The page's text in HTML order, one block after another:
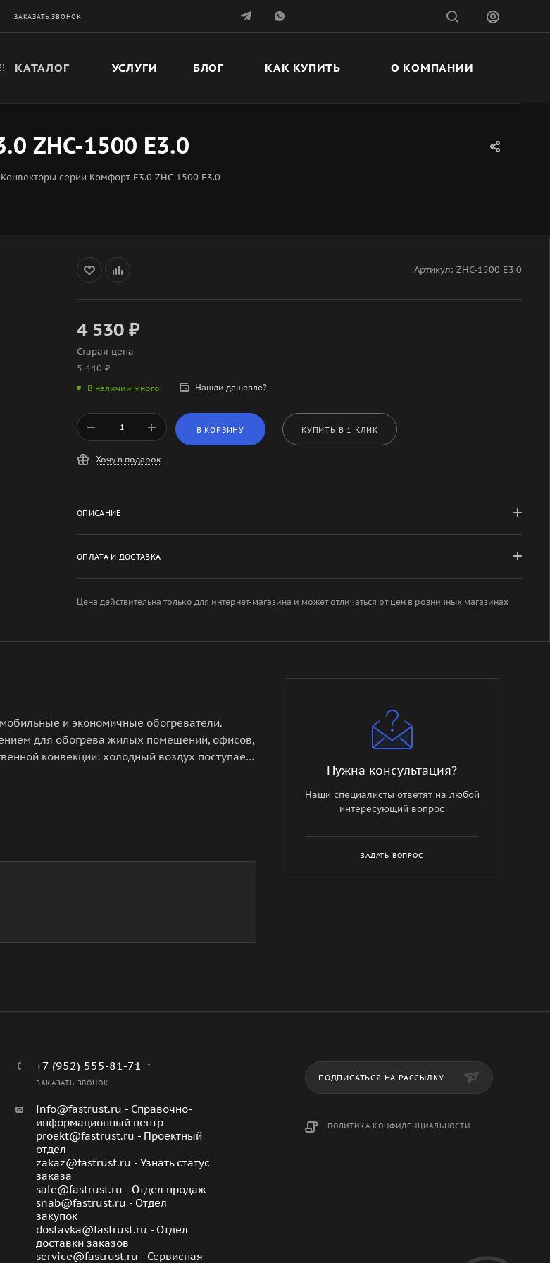
ЗАКАЗАТЬ ЗВОНОК
КАТАЛОГ УСЛУГИ БЛОГ КАК КУПИТЬ О КОМПАНИИ
ZHC-1500 Е3.0
Конвекторы серии Комфорт E3.0 ZHC-1500 Е3.0
Артикул: ZHC-1500 Е3.0
4 530 ₽
Старая цена
5 440₽
В наличии много Нашли дешевле?
В КОРЗИНУ КУПИТЬ В 1 КЛИК
Хочу в подарок
ОПИСАНИЕ
ОПЛАТА И ДОСТАВКА
Цена действительна только для интернет-магазина и может отличаться от цен в розничных магазинах
и экономичные обогреватели.
для обогрева жилых помещений, офисов,
конвекции: холодный воздух поступает
обогревателя.
Нужна консультация?
Наши специалисты ответят на любой
интересующий вопрос
ЗАДАТЬ ВОПРОС
+7 (952) 555-81-71
ЗАКАЗАТЬ ЗВОНОК
info@fastrust.ru - Справочно-
информационный центр
proekt@fastrust.ru - Проектный
отдел
zakaz@fastrust.ru - Узнать статус
заказа
sale@fastrust.ru - Отдел продаж
snab@fastrust.ru - Отдел
закупок
dostavka@fastrust.ru - Отдел
доставки заказов
service@fastrust.ru - Сервисная
ПОДПИСАТЬСЯ НА РАССЫЛКУ
ПОЛИТИКА КОНФИДЕНЦИАЛЬНОСТИ